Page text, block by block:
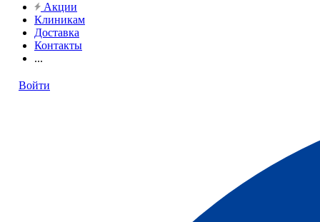
Акции
Клиникам
Доставка
Контакты
...
Войти